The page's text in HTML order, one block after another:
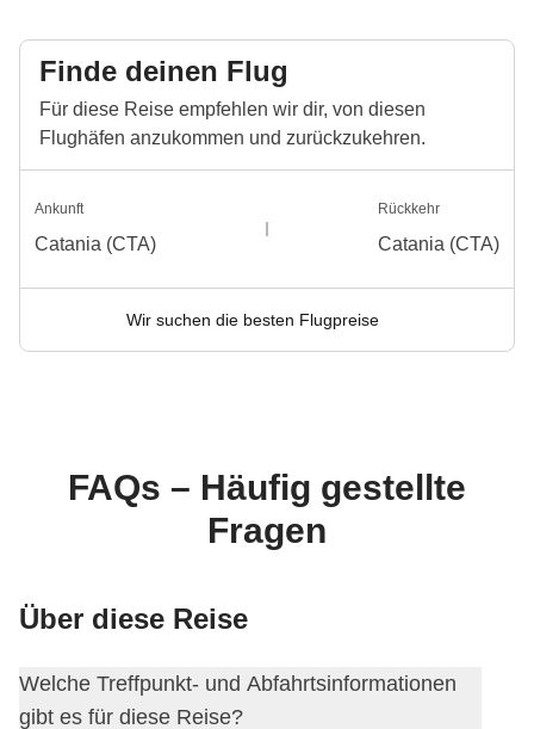
Finde deinen Flug
Für diese Reise empfehlen wir dir, von diesen
Flughäfen anzukommen und zurückzukehren.
Ankunft
Catania (CTA)
Rückkehr
Catania (CTA)
Wir suchen die besten Flugpreise
FAQs – Häufig gestellte
Fragen
Über diese Reise
Welche Treffpunkt- und Abfahrtsinformationen
gibt es für diese Reise?